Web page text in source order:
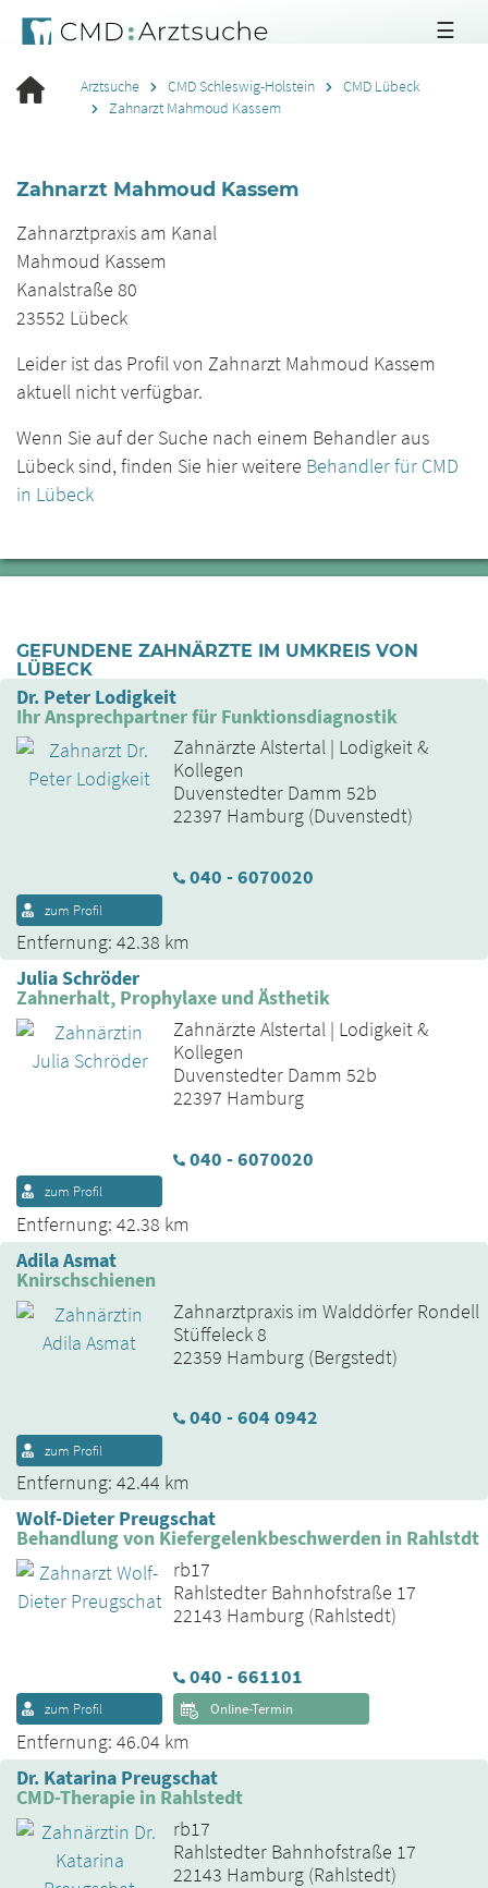
☰
Arztsuche CMD Schleswig-Holstein
CMD Lübeck
Zahnarzt Mahmoud Kassem
Zahnarzt Mahmoud Kassem
Zahnarztpraxis am Kanal
Mahmoud Kassem
Kanalstraße 80
23552 Lübeck
Leider ist das Profil von Zahnarzt Mahmoud Kassem
aktuell nicht verfügbar.
Wenn Sie auf der Suche nach einem Behandler aus
Lübeck sind, finden Sie hier weitere Behandler für CMD
in Lübeck
GEFUNDENE ZAHNÄRZTE IM UMKREIS VON
LÜBECK
Dr. Peter Lodigkeit
Ihr Ansprechpartner für Funktionsdiagnostik
Zahnärzte Alstertal | Lodigkeit &
Kollegen
Duvenstedter Damm 52b
22397 Hamburg (Duvenstedt)
040 - 6070020
Entfernung: 42.38 km
zum Profil
Julia Schröder
Zahnerhalt, Prophylaxe und Ästhetik
Zahnärzte Alstertal | Lodigkeit &
Kollegen
Duvenstedter Damm 52b
22397 Hamburg
040 - 6070020
Entfernung: 42.38 km
zum Profil
Adila Asmat
Knirschschienen
Zahnarztpraxis im Walddörfer Rondell
Stüffeleck 8
22359 Hamburg (Bergstedt)
040 - 604 0942
Entfernung: 42.44 km
zum Profil
Wolf-Dieter Preugschat
Behandlung von Kiefergelenkbeschwerden in Rahlstdt
rb17
Rahlstedter Bahnhofstraße 17
22143 Hamburg (Rahlstedt)
040 - 661101
Entfernung: 46.04 km
zum Profil Online-Termin
Dr. Katarina Preugschat
CMD-Therapie in Rahlstedt
rb17
Rahlstedter Bahnhofstraße 17
22143 Hamburg (Rahlstedt)